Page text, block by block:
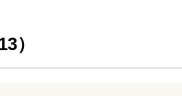
）